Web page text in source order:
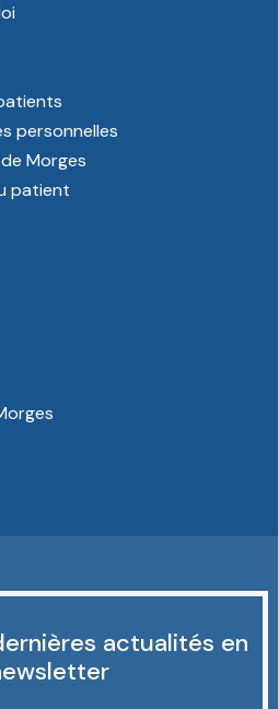
personnelles
Morges
patient
actualités en